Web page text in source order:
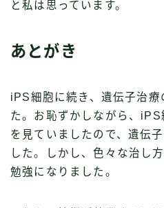
と私は思っています。
あとがき
iPS細胞に続き、遺伝子治療
た。お恥ずかしながら、
を見ていましたので、遺伝
した。しかし、色々な治し
勉強になりました。